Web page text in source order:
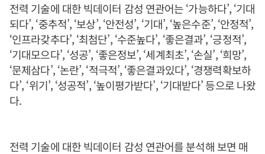
전력 기술에 대한 빅데이터 감성 연관어는 ‘가능하다’, ‘기대
되다’, ‘중추적’, ‘보상’, ‘안전성’, ‘기대’, ‘높은수준’, ‘안정적’,
‘인프라갖추다’, ‘최첨단’, ‘수준높다’, ‘좋은결과’, ‘긍정적’,
‘기대모으다’, ‘성공’, ‘좋은정보’, ‘세계최초’, ‘손실’, ‘희망’,
‘문제삼다’, ‘논란’, ‘적극적’, ‘좋은결과있다’, ‘경쟁력확보하
다’, ‘위기’, ‘성공적’, ‘높이평가받다’, ‘기대받다’ 등으로 나왔
다.
전력 기술에 대한 빅데이터 감성 연관어를 분석해 보면 매